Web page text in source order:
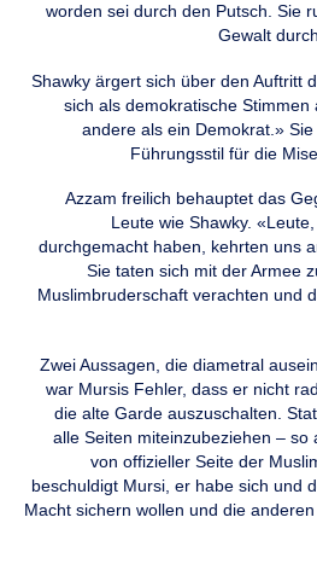
worden sei durch den Putsch. Sie
Gewalt
Shawky ärgert sich über den Auftritt
sich als demokratische
andere als ein Demokrat.»
Führungsstil für die
Azzam freilich behauptet das
Leute wie Shawky.
durchgemacht haben, kehrten uns
Sie taten sich mit der Armee
Muslimbruderschaft verachten und
Zwei Aussagen, die diametral
war Mursis Fehler, dass er nicht
die alte Garde auszuschalten.
alle Seiten miteinzubeziehen – so
von offizieller Seite der
beschuldigt Mursi, er habe sich und
Macht sichern wollen und die